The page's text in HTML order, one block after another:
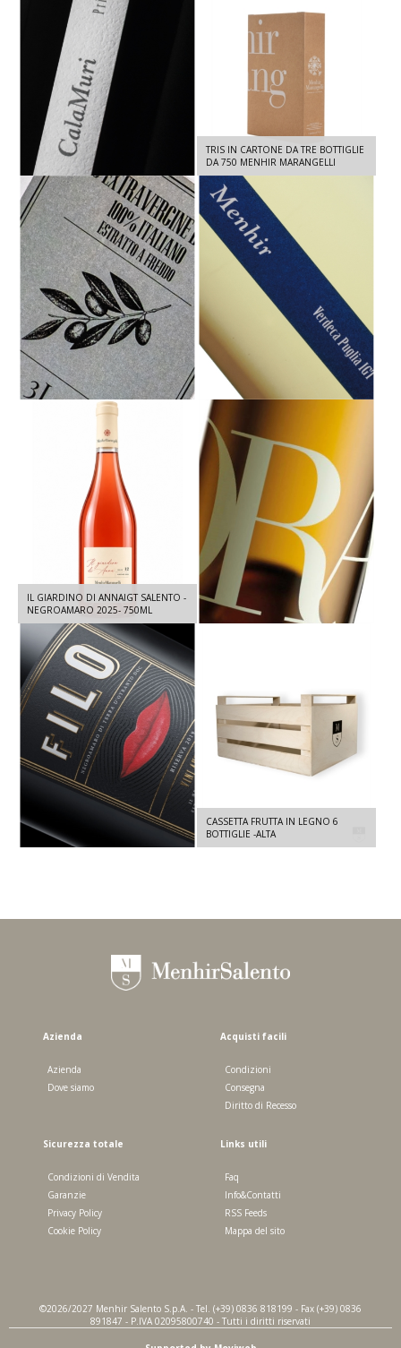
CALAMURI IGT SALENTO - PRIMITIVO
2021- 3 L
TRIS IN CARTONE DA TRE BOTTIGLIE
DA 750 MENHIR MARANGELLI
OLIO EXTRA VERGINE D'OLIVA IN
LATTINA 3L
MENHIR VERDECA - VERDECA IGT
SALENTO 2025 - 750 ML
IL GIARDINO DI ANNAIGT SALENTO -
NEGROAMARO 2025- 750ML
ORA DOC TERRA D'OTRANTO 100%
FIANO 2024 - 750 ML
FILO DOC TERRA D'OTRANTO -
NEGROAMARO RISERVA 2021 - 1,5 L
CASSETTA FRUTTA IN LEGNO 6
BOTTIGLIE -ALTA
Azienda
Azienda
Dove siamo
Acquisti facili
Condizioni
Consegna
Diritto di Recesso
Sicurezza totale
Condizioni di Vendita
Garanzie
Privacy Policy
Cookie Policy
Links utili
Faq
Info&Contatti
RSS Feeds
Mappa del sito
©2026/2027 Menhir Salento S.p.A. - Tel. (+39) 0836 818199 - Fax (+39) 0836
891847 - P.IVA 02095800740 - Tutti i diritti riservati